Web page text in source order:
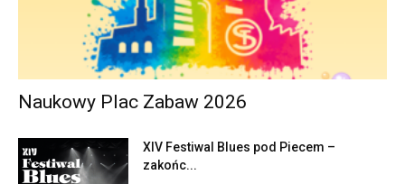
Naukowy Plac Zabaw 2026
XIV Festiwal Blues pod Piecem –
zakońc...